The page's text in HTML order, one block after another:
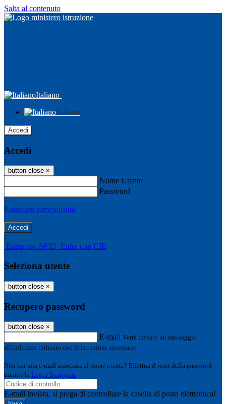
Salta al contenuto
Italiano
Italiano
Accedi
Accedi
button close ×
Nome Utente
Password
Password dimenticata?
-
Entra con SPID Entra con CIE
Seleziona utente
button close ×
Recupero password
button close ×
E-mail Verrà inviato un messaggio
all'indirizzo indicato con le istruzioni necessarie.
Non hai una e-mail associata al nome utente? Effettua il reset della password
tramite la Login Spaggiari
E-mail inviata, si prega di controllare la casella di posta elettronica!